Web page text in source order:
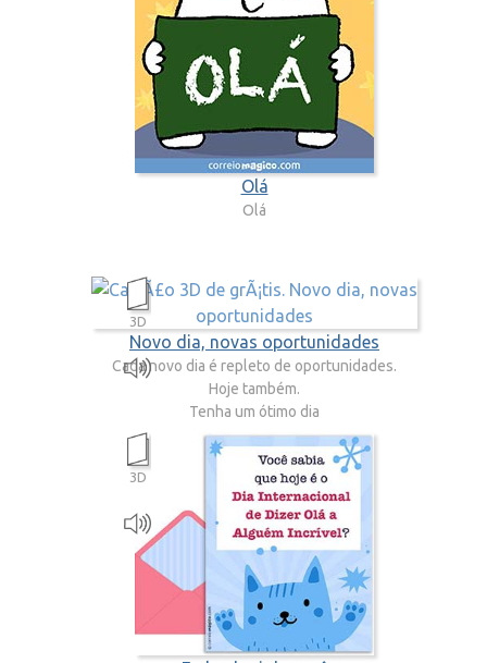
Olá
Olá
Novo dia, novas oportunidades
Cada novo dia é repleto de oportunidades.
Hoje também.
Tenha um ótimo dia
3D
3D